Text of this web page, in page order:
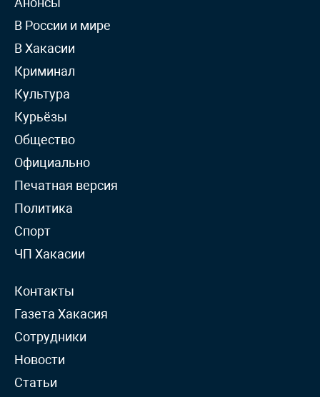
В России и мире
В Хакасии
Криминал
Культура
Курьёзы
Общество
Официально
Печатная версия
Политика
Спорт
ЧП Хакасии
Контакты
Газета Хакасия
Сотрудники
Новости
Статьи